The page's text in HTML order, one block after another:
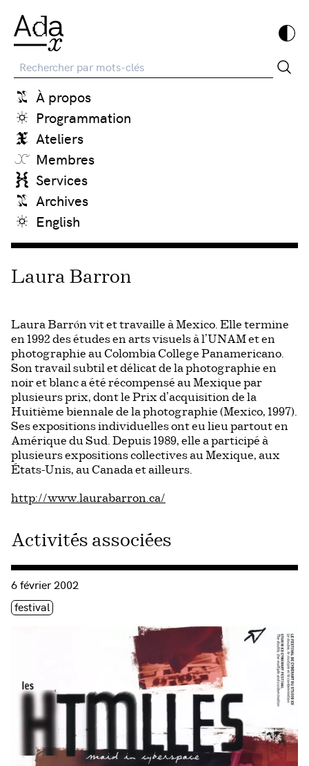
Recherche
À propos
Programmation
Ateliers
Membres
Services
Archives
English
Laura Barron
Laura Barrón vit et travaille à Mexico. Elle termine
en 1992 des études en arts visuels à l’UNAM et en
photographie au Colombia College Panamericano.
Son travail subtil et délicat de la photographie en
noir et blanc a été récompensé au Mexique par
plusieurs prix, dont le Prix d’acquisition de la
Huitième biennale de la photographie (Mexico, 1997).
Ses expositions individuelles ont eu lieu partout en
Amérique du Sud. Depuis 1989, elle a participé à
plusieurs expositions collectives au Mexique, aux
États-Unis, au Canada et ailleurs.
http://www.laurabarron.ca/
Activités associées
Consulter « HTMlles 5 – 2002 :: Le double, le multiple et la
6 février 2002
Étiquette(s)
festival